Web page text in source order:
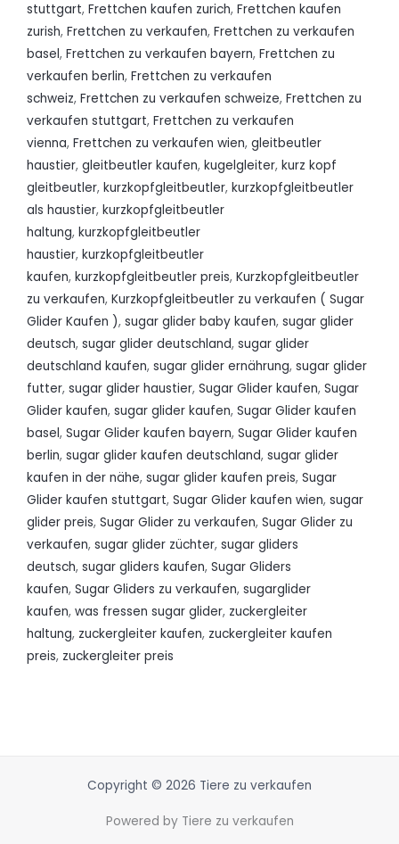
stuttgart, Frettchen kaufen zurich, Frettchen kaufen
zurish, Frettchen zu verkaufen, Frettchen zu verkaufen
basel, Frettchen zu verkaufen bayern, Frettchen zu
verkaufen berlin, Frettchen zu verkaufen
schweiz, Frettchen zu verkaufen schweize, Frettchen zu
verkaufen stuttgart, Frettchen zu verkaufen
vienna, Frettchen zu verkaufen wien, gleitbeutler
haustier, gleitbeutler kaufen, kugelgleiter, kurz kopf
gleitbeutler, kurzkopfgleitbeutler, kurzkopfgleitbeutler
als haustier, kurzkopfgleitbeutler
haltung, kurzkopfgleitbeutler
haustier, kurzkopfgleitbeutler
kaufen, kurzkopfgleitbeutler preis, Kurzkopfgleitbeutler
zu verkaufen, Kurzkopfgleitbeutler zu verkaufen ( Sugar
Glider Kaufen ), sugar glider baby kaufen, sugar glider
deutsch, sugar glider deutschland, sugar glider
deutschland kaufen, sugar glider ernährung, sugar glider
futter, sugar glider haustier, Sugar Glider kaufen, Sugar
Glider kaufen, sugar glider kaufen, Sugar Glider kaufen
basel, Sugar Glider kaufen bayern, Sugar Glider kaufen
berlin, sugar glider kaufen deutschland, sugar glider
kaufen in der nähe, sugar glider kaufen preis, Sugar
Glider kaufen stuttgart, Sugar Glider kaufen wien, sugar
glider preis, Sugar Glider zu verkaufen, Sugar Glider zu
verkaufen, sugar glider züchter, sugar gliders
deutsch, sugar gliders kaufen, Sugar Gliders
kaufen, Sugar Gliders zu verkaufen, sugarglider
kaufen, was fressen sugar glider, zuckergleiter
haltung, zuckergleiter kaufen, zuckergleiter kaufen
preis, zuckergleiter preis
Copyright © 2026 Tiere zu verkaufen
Powered by Tiere zu verkaufen